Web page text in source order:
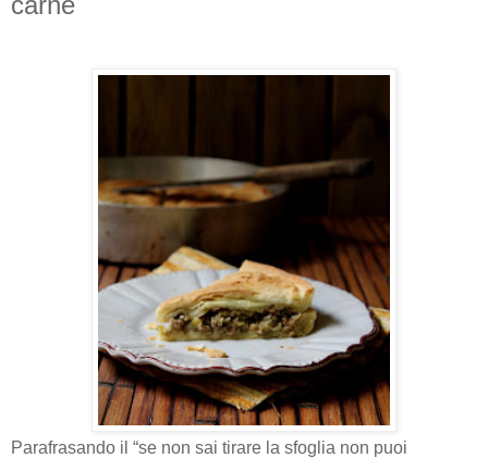
Parafrasando il “se non sai tirare la sfoglia non puoi